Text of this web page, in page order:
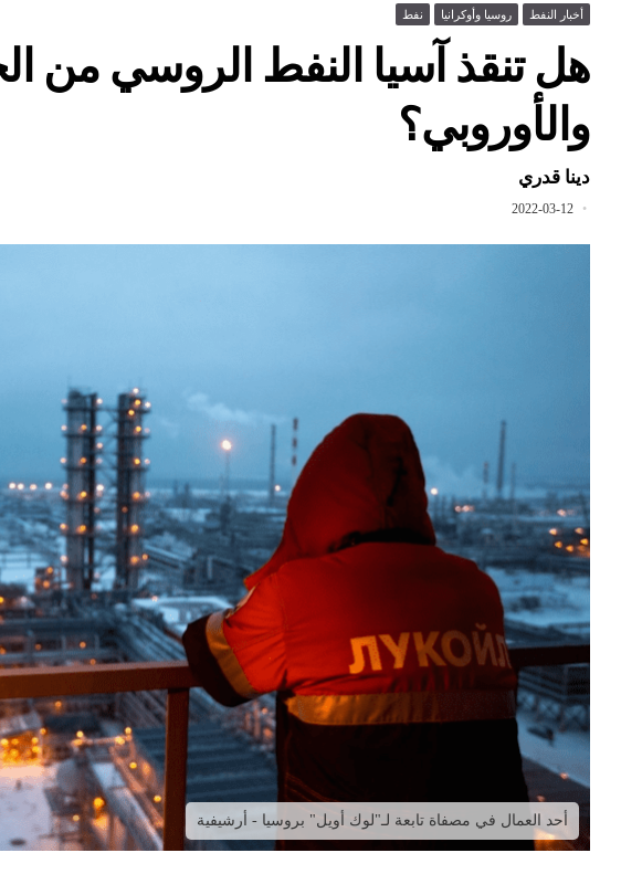
أخبار النفط روسيا وأوكرانيا نفط
هل تنقذ آسيا النفط الروسي من
والأوروبي؟
دينا قدري
2022-03-12
أحد العمال في مصفاة تابعة لـ"لوك أويل" بروسيا - أرشيفية